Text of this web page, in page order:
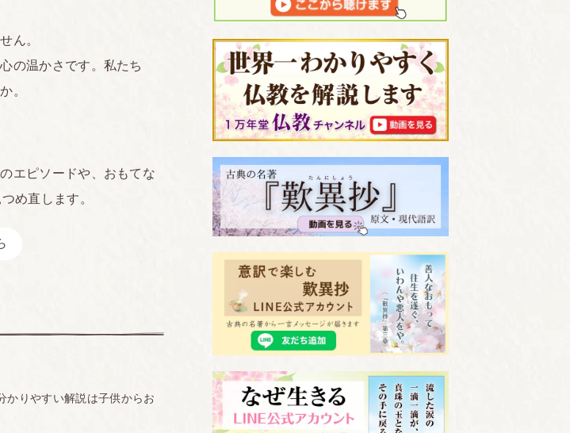
ん。
の温かさです。私たち
。
エピソードや、おもてな
め直します。
かりやすい解説は子供からお